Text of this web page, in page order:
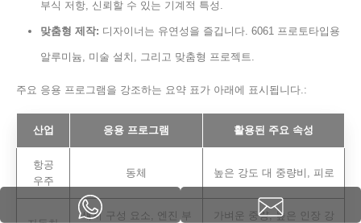
부식 저항, 신뢰할 수 있는 기계적 특성.
맞춤형 제작: 디자이너는 유연성을 즐깁니다. 6061 프로토타입용
알루미늄, 미술 설치, 그리고 맞춤형 프로젝트.
주요 응용 프로그램을 강조하는 요약 표가 아래에 표시됩니다.:
산업 응용 프로그램 활용된 주요 속성
항공
우주
동체 높은 강도 대 중량비, 피로
섀시 구성 요소, 엔진 부 가벼운 중량, 높은 인장 강